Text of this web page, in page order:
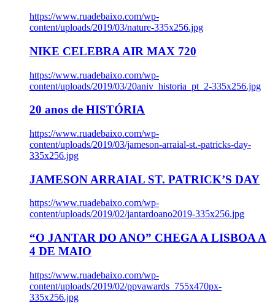
https://www.ruadebaixo.com/wp-
content/uploads/2019/03/nature-335x256.jpg
NIKE CELEBRA AIR MAX 720
https://www.ruadebaixo.com/wp-
content/uploads/2019/03/20aniv_historia_pt_2-335x256.jpg
20 anos de HISTÓRIA
https://www.ruadebaixo.com/wp-
content/uploads/2019/03/jameson-arraial-st.-patricks-day-
335x256.jpg
JAMESON ARRAIAL ST. PATRICK’S DAY
https://www.ruadebaixo.com/wp-
content/uploads/2019/02/jantardoano2019-335x256.jpg
“O JANTAR DO ANO” CHEGA A LISBOA A
4 DE MAIO
https://www.ruadebaixo.com/wp-
content/uploads/2019/02/ppvawards_755x470px-
335x256.jpg